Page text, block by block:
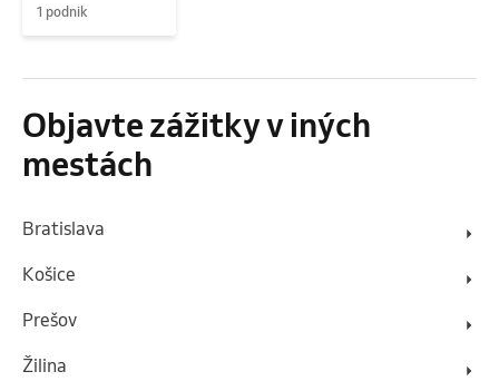
1 podnik
Objavte zážitky v iných
mestách
Bratislava
Košice
Prešov
Žilina